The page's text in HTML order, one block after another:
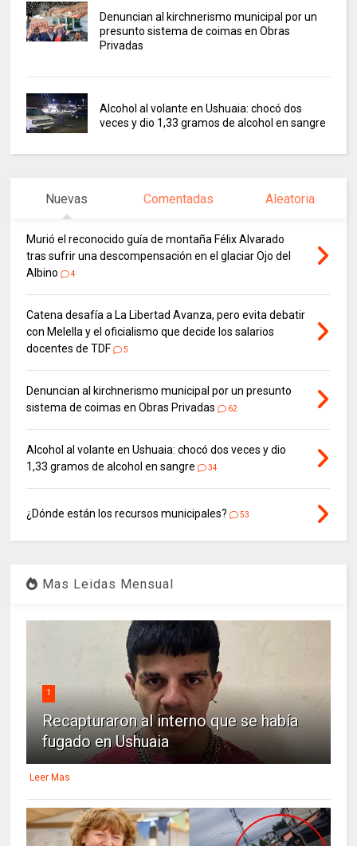
Denuncian al kirchnerismo municipal por un
presunto sistema de coimas en Obras
Privadas
Alcohol al volante en Ushuaia: chocó dos
veces y dio 1,33 gramos de alcohol en sangre
Nuevas Comentadas Aleatoria
Murió el reconocido guía de montaña Félix Alvarado
tras sufrir una descompensación en el glaciar Ojo del
Albino
4
Catena desafía a La Libertad Avanza, pero evita debatir
con Melella y el oficialismo que decide los salarios
docentes de TDF
5
Denuncian al kirchnerismo municipal por un presunto
sistema de coimas en Obras Privadas
62
Alcohol al volante en Ushuaia: chocó dos veces y dio
1,33 gramos de alcohol en sangre
34
¿Dónde están los recursos municipales? 53
Mas Leidas Mensual
1
Recapturaron al interno que se había
fugado en Ushuaia
Leer Mas